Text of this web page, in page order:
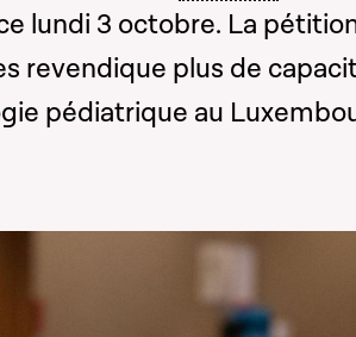
lundi 3 octobre. La
revendique plus de
pédiatrique au